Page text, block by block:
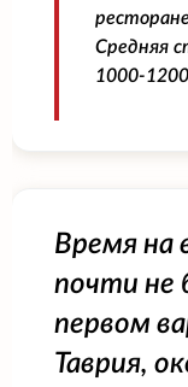
Средняя
1000-
Время на
почти не
первом
Таврия,